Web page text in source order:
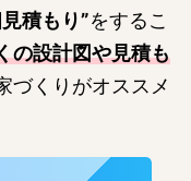
積もり”をするこ
の設計図や見積も
づくりがオススメ